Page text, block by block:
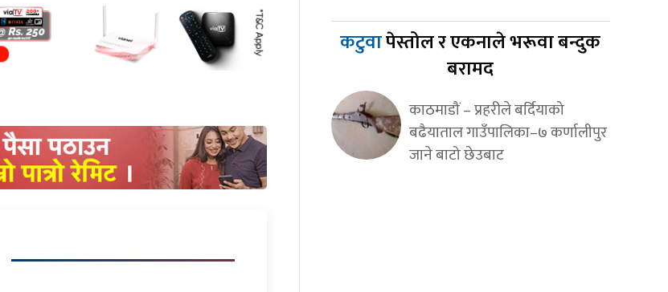
कटुवापेस्तोल र एकनाले भरूवा बन्दुक
बरामद
काठमाडौं – प्रहरीले बर्दियाको
बढैयाताल गाउँपालिका–७ कर्णालीपुर
जाने बाटो छेउबाट